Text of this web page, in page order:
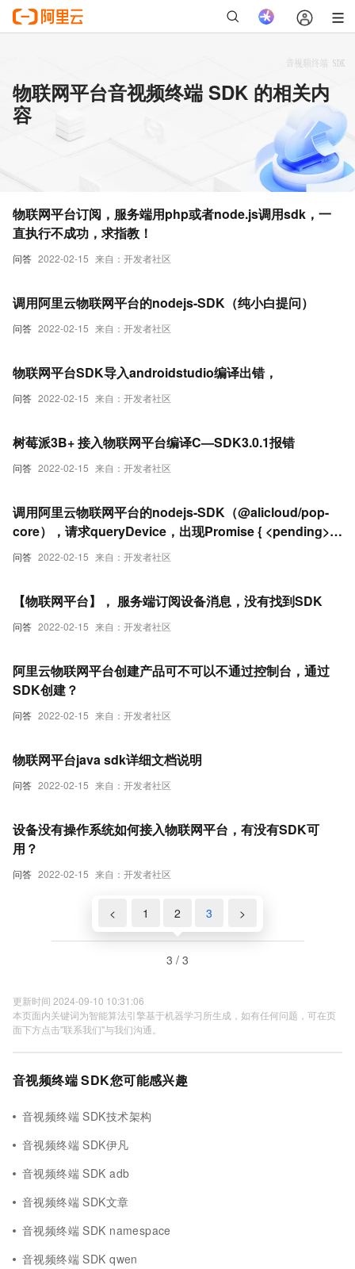
物联网平台音视频终端 SDK 的相关内
容
问答 2022-02-15 来自：开发者社区
物联网平台订阅，服务端用php或者node.js调用sdk，一
直执行不成功，求指教！
问答 2022-02-15 来自：开发者社区
调用阿里云物联网平台的nodejs-SDK（纯小白提问）
问答 2022-02-15 来自：开发者社区
物联网平台SDK导入androidstudio编译出错，
问答 2022-02-15 来自：开发者社区
树莓派3B+ 接入物联网平台编译C—SDK3.0.1报错
问答 2022-02-15 来自：开发者社区
调用阿里云物联网平台的nodejs-SDK（@alicloud/pop-
core），请求queryDevice，出现Promise { <pending> }
这样的结果，是什么原因
问答 2022-02-15 来自：开发者社区
【物联网平台】， 服务端订阅设备消息，没有找到SDK
问答 2022-02-15 来自：开发者社区
阿里云物联网平台创建产品可不可以不通过控制台，通过
SDK创建？
问答 2022-02-15 来自：开发者社区
物联网平台java sdk详细文档说明
问答 2022-02-15 来自：开发者社区
设备没有操作系统如何接入物联网平台，有没有SDK可
用？
< 1 2 3 >
3 / 3
更新时间 2024-09-10 10:31:06
本页面内关键词为智能算法引擎基于机器学习所生成，如有任何问题，可在页
面下方点击"联系我们"与我们沟通。
音视频终端 SDK您可能感兴趣
音视频终端 SDK技术架构
音视频终端 SDK伊凡
音视频终端 SDK adb
音视频终端 SDK文章
音视频终端 SDK namespace
音视频终端 SDK qwen